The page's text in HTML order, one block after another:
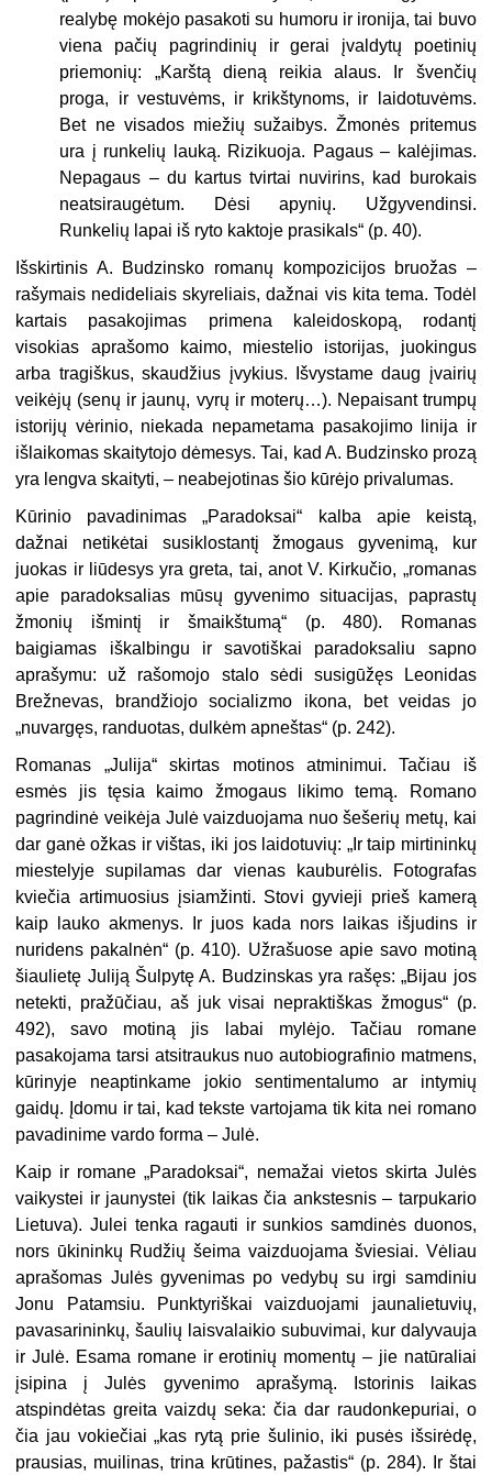
realybę mokėjo pasakoti su humoru ir ironija, tai buvo
viena pačių pagrindinių ir gerai įvaldytų poetinių
priemonių: „Karštą dieną reikia alaus. Ir švenčių
proga, ir vestuvėms, ir krikštynoms, ir laidotuvėms.
Bet ne visados miežių sužaibys. Žmonės pritemus
ura į runkelių lauką. Rizikuoja. Pagaus – kalėjimas.
Nepagaus – du kartus tvirtai nuvirins, kad burokais
neatsiraugėtum. Dėsi apynių. Užgyvendinsi.
Runkelių lapai iš ryto kaktoje prasikals“ (p. 40).
Išskirtinis A. Budzinsko romanų kompozicijos bruožas –
rašymais nedideliais skyreliais, dažnai vis kita tema. Todėl
kartais pasakojimas primena kaleidoskopą, rodantį
visokias aprašomo kaimo, miestelio istorijas, juokingus
arba tragiškus, skaudžius įvykius. Išvystame daug įvairių
veikėjų (senų ir jaunų, vyrų ir moterų…). Nepaisant trumpų
istorijų vėrinio, niekada nepametama pasakojimo linija ir
išlaikomas skaitytojo dėmesys. Tai, kad A. Budzinsko prozą
yra lengva skaityti, – neabejotinas šio kūrėjo privalumas.
Kūrinio pavadinimas „Paradoksai“ kalba apie keistą,
dažnai netikėtai susiklostantį žmogaus gyvenimą, kur
juokas ir liūdesysyra greta, tai, anot V. Kirkučio, „romanas
apie paradoksalias mūsų gyvenimo situacijas, paprastų
žmonių išmintį ir šmaikštumą“ (p. 480). Romanas
baigiamas iškalbingu ir savotiškai paradoksaliu sapno
aprašymu: už rašomojo stalo sėdi susigūžęs Leonidas
Brežnevas, brandžiojo socializmo ikona, bet veidas jo
„nuvargęs, randuotas, dulkėm apneštas“ (p. 242).
Romanas „Julija“ skirtas motinos atminimui. Tačiau iš
esmės jis tęsia kaimo žmogaus likimo temą. Romano
pagrindinė veikėja Julė vaizduojama nuo šešerių metų, kai
dar ganė ožkas ir vištas, iki jos laidotuvių: „Ir taip mirtininkų
miestelyje supilamas dar vienas kauburėlis. Fotografas
kviečia artimuosius įsiamžinti. Stovi gyvieji prieš kamerą
kaip lauko akmenys. Ir juos kada nors laikas išjudins ir
nuridens pakalnėn“ (p. 410). Užrašuose apie savo motiną
šiaulietę Juliją Šulpytę A. Budzinskas yra rašęs: „Bijau jos
netekti, pražūčiau, aš juk visai nepraktiškas žmogus“ (p.
492), savo motiną jis labai mylėjo. Tačiau romane
pasakojama tarsi atsitraukus nuo autobiografinio matmens,
kūrinyje neaptinkame jokio sentimentalumo ar intymių
gaidų. Įdomu ir tai, kad tekste vartojama tik kita nei romano
pavadinime vardo forma – Julė.
Kaip ir romane „Paradoksai“, nemažai vietos skirta Julės
vaikystei ir jaunystei (tik laikas čia ankstesnis – tarpukario
Lietuva). Julei tenka ragauti ir sunkios samdinės duonos,
nors ūkininkų Rudžių šeima vaizduojama šviesiai. Vėliau
aprašomas Julės gyvenimas po vedybų su irgi samdiniu
Jonu Patamsiu. Punktyriškai vaizduojami jaunalietuvių,
pavasarininkų, šaulių laisvalaikio subuvimai, kur dalyvauja
ir Julė. Esama romane ir erotinių momentų – jie natūraliai
įsipina į Julės gyvenimo aprašymą. Istorinis laikas
atspindėtas greita vaizdų seka: čia dar raudonkepuriai, o
čia jau vokiečiai „kas rytą prie šulinio, iki pusės išsirėdę,
prausias, muilinas, trina krūtines, pažastis“ (p. 284). Ir štai